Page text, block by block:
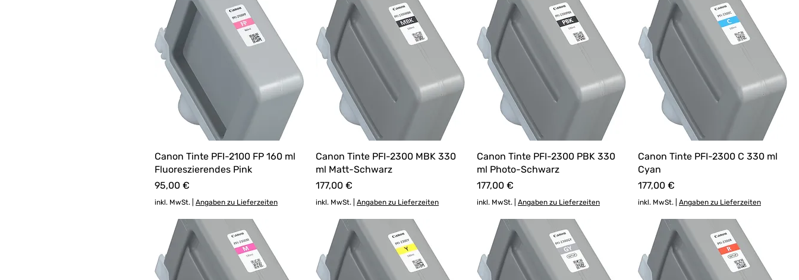
Canon Tinte PFI-2100 FP 160 ml
Fluoreszierendes Pink
Preis
95,00 €
inkl. MwSt. Angaben zu Lieferzeiten
Canon Tinte PFI-2300 MBK 330
ml Matt-Schwarz
Preis
177,00 €
inkl. MwSt. Angaben zu Lieferzeiten
Canon Tinte PFI-2300 PBK 330
ml Photo-Schwarz
Preis
177,00 €
inkl. MwSt. Angaben zu Lieferzeiten
Canon Tinte PFI-2300 C 330 ml
Cyan
Preis
177,00 €
inkl. MwSt. Angaben zu Lieferzeiten